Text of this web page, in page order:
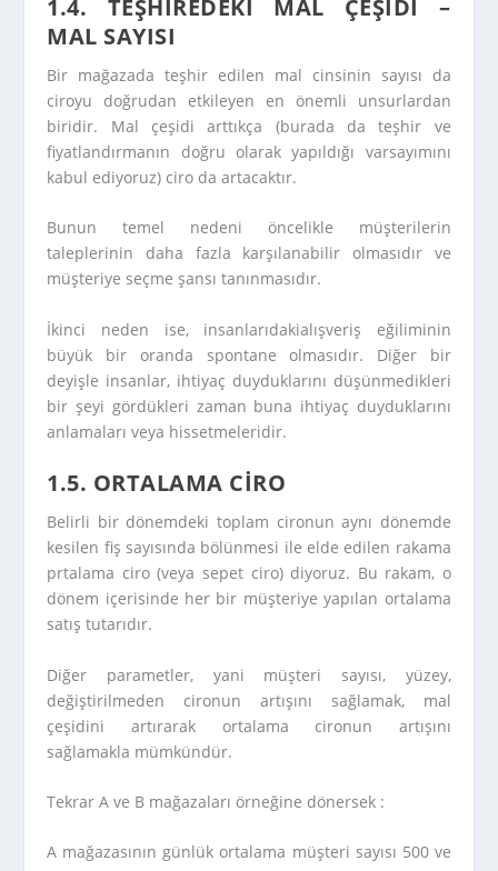
1.4. TEŞHİREDEKİ MAL ÇEŞİDİ –
MAL SAYISI
Bir mağazada teşhir edilen mal cinsinin sayısı da
ciroyu doğrudan etkileyen en önemli unsurlardan
biridir. Mal çeşidi arttıkça (burada da teşhir ve
fiyatlandırmanın doğru olarak yapıldığı varsayımını
kabul ediyoruz) ciro da artacaktır.
Bunun temel nedeni öncelikle müşterilerin
taleplerinin daha fazla karşılanabilir olmasıdır ve
müşteriye seçme şansı tanınmasıdır.
İkinci neden ise, insanlarıdakialışveriş eğiliminin
büyük bir oranda spontane olmasıdır. Diğer bir
deyişle insanlar, ihtiyaç duyduklarını düşünmedikleri
bir şeyi gördükleri zaman buna ihtiyaç duyduklarını
anlamaları veya hissetmeleridir.
1.5. ORTALAMA CİRO
Belirli bir dönemdeki toplam cironun aynı dönemde
kesilen fiş sayısında bölünmesi ile elde edilen rakama
prtalama ciro (veya sepet ciro) diyoruz. Bu rakam, o
dönem içerisinde her bir müşteriye yapılan ortalama
satış tutarıdır.
Diğer parametler, yani müşteri sayısı, yüzey,
değiştirilmeden cironun artışını sağlamak, mal
çeşidini artırarak ortalama cironun artışını
sağlamakla mümkündür.
Tekrar A ve B mağazaları örneğine dönersek :
A mağazasının günlük ortalama müşteri sayısı 500 ve